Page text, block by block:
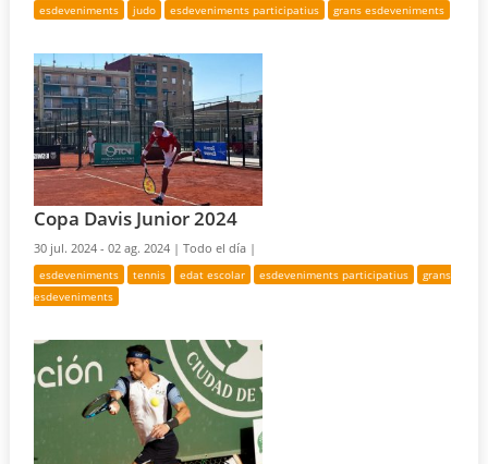
esdeveniments judo esdeveniments participatius grans esdeveniments
Copa Davis Junior 2024
30 jul. 2024 - 02 ag. 2024 |Todo el día |
esdeveniments tennis edat escolar esdeveniments participatius
grans
esdeveniments